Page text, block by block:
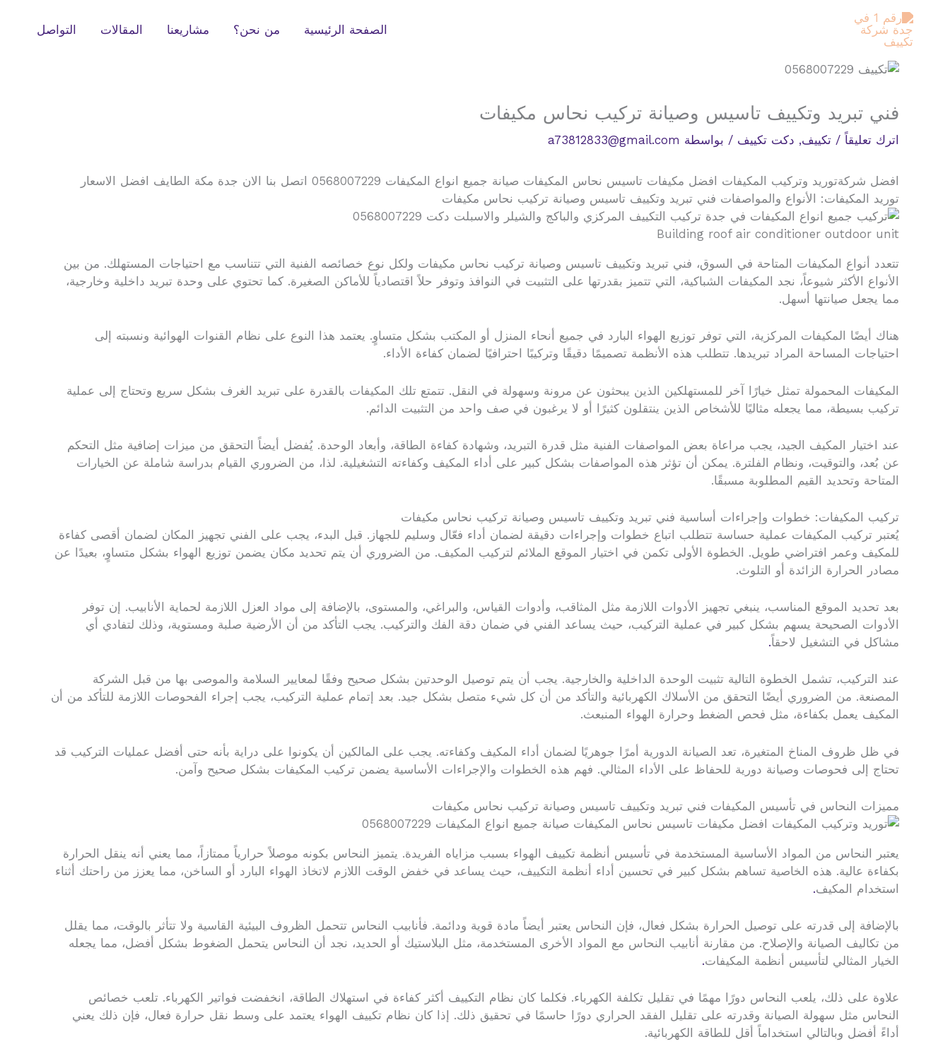
المحتوى
الصفحة الرئيسية من نحن؟ مشاريعنا المقالات التواصل
فني تبريد وتكييف تاسيس وصيانة تركيب نحاس مكيفات
اترك تعليقاً / تكييف, دكت تكييف / بواسطة a73812833@gmail.com
افضل شركةتوريد وتركيب المكيفات افضل مكيفات تاسيس نحاس المكيفات صيانة جميع انواع المكيفات 0568007229 اتصل بنا الان جدة مكة الطايف افضل الاسعار
توريد المكيفات: الأنواع والمواصفات فني تبريد وتكييف تاسيس وصيانة تركيب نحاس مكيفات
Building roof air conditioner outdoor unit
تتعدد أنواع المكيفات المتاحة في السوق، فني تبريد وتكييف تاسيس وصيانة تركيب نحاس مكيفات ولكل نوع خصائصه الفنية التي تتناسب مع احتياجات المستهلك. من بين
الأنواع الأكثر شيوعاً، نجد المكيفات الشباكية، التي تتميز بقدرتها على التثبيت في النوافذ وتوفر حلاً اقتصادياً للأماكن الصغيرة. كما تحتوي على وحدة تبريد داخلية وخارجية،
مما يجعل صيانتها أسهل.
هناك أيضًا المكيفات المركزية، التي توفر توزيع الهواء البارد في جميع أنحاء المنزل أو المكتب بشكل متساوٍ. يعتمد هذا النوع على نظام القنوات الهوائية ونسبته إلى
احتياجات المساحة المراد تبريدها. تتطلب هذه الأنظمة تصميمًا دقيقًا وتركيبًا احترافيًا لضمان كفاءة الأداء.
المكيفات المحمولة تمثل خيارًا آخر للمستهلكين الذين يبحثون عن مرونة وسهولة في النقل. تتمتع تلك المكيفات بالقدرة على تبريد الغرف بشكل سريع وتحتاج إلى عملية
تركيب بسيطة، مما يجعله مثاليًا للأشخاص الذين ينتقلون كثيرًا أو لا يرغبون في صف واحد من التثبيت الدائم.
عند اختيار المكيف الجيد، يجب مراعاة بعض المواصفات الفنية مثل قدرة التبريد، وشهادة كفاءة الطاقة، وأبعاد الوحدة. يُفضل أيضاً التحقق من ميزات إضافية مثل التحكم
عن بُعد، والتوقيت، ونظام الفلترة. يمكن أن تؤثر هذه المواصفات بشكل كبير على أداء المكيف وكفاءته التشغيلية. لذا، من الضروري القيام بدراسة شاملة عن الخيارات
المتاحة وتحديد القيم المطلوبة مسبقًا.
تركيب المكيفات: خطوات وإجراءات أساسية فني تبريد وتكييف تاسيس وصيانة تركيب نحاس مكيفات
يُعتبر تركيب المكيفات عملية حساسة تتطلب اتباع خطوات وإجراءات دقيقة لضمان أداء فعّال وسليم للجهاز. قبل البدء، يجب على الفني تجهيز المكان لضمان أقصى كفاءة
للمكيف وعمر افتراضي طويل. الخطوة الأولى تكمن في اختيار الموقع الملائم لتركيب المكيف. من الضروري أن يتم تحديد مكان يضمن توزيع الهواء بشكل متساوٍ، بعيدًا عن
مصادر الحرارة الزائدة أو التلوث.
بعد تحديد الموقع المناسب، ينبغي تجهيز الأدوات اللازمة مثل المثاقب، وأدوات القياس، والبراغي، والمستوى، بالإضافة إلى مواد العزل اللازمة لحماية الأنابيب. إن توفر
الأدوات الصحيحة يسهم بشكل كبير في عملية التركيب، حيث يساعد الفني في ضمان دقة الفك والتركيب. يجب التأكد من أن الأرضية صلبة ومستوية، وذلك لتفادي أي
مشاكل في التشغيل لاحقاً.
عند التركيب، تشمل الخطوة التالية تثبيت الوحدة الداخلية والخارجية. يجب أن يتم توصيل الوحدتين بشكل صحيح وفقًا لمعايير السلامة والموصى بها من قبل الشركة
المصنعة. من الضروري أيضًا التحقق من الأسلاك الكهربائية والتأكد من أن كل شيء متصل بشكل جيد. بعد إتمام عملية التركيب، يجب إجراء الفحوصات اللازمة للتأكد من أن
المكيف يعمل بكفاءة، مثل فحص الضغط وحرارة الهواء المنبعث.
في ظل ظروف المناخ المتغيرة، تعد الصيانة الدورية أمرًا جوهريًا لضمان أداء المكيف وكفاءته. يجب على المالكين أن يكونوا على دراية بأنه حتى أفضل عمليات التركيب قد
تحتاج إلى فحوصات وصيانة دورية للحفاظ على الأداء المثالي. فهم هذه الخطوات والإجراءات الأساسية يضمن تركيب المكيفات بشكل صحيح وآمن.
مميزات النحاس في تأسيس المكيفات فني تبريد وتكييف تاسيس وصيانة تركيب نحاس مكيفات
يعتبر النحاس من المواد الأساسية المستخدمة في تأسيس أنظمة تكييف الهواء بسبب مزاياه الفريدة. يتميز النحاس بكونه موصلاً حرارياً ممتازاً، مما يعني أنه ينقل الحرارة
بكفاءة عالية. هذه الخاصية تساهم بشكل كبير في تحسين أداء أنظمة التكييف، حيث يساعد في خفض الوقت اللازم لاتخاذ الهواء البارد أو الساخن، مما يعزز من راحتك أثناء
استخدام المكيف.
بالإضافة إلى قدرته على توصيل الحرارة بشكل فعال، فإن النحاس يعتبر أيضاً مادة قوية ودائمة. فأنابيب النحاس تتحمل الظروف البيئية القاسية ولا تتأثر بالوقت، مما يقلل
من تكاليف الصيانة والإصلاح. من مقارنة أنابيب النحاس مع المواد الأخرى المستخدمة، مثل البلاستيك أو الحديد، نجد أن النحاس يتحمل الضغوط بشكل أفضل، مما يجعله
الخيار المثالي لتأسيس أنظمة المكيفات.
علاوة على ذلك، يلعب النحاس دورًا مهمًا في تقليل تكلفة الكهرباء. فكلما كان نظام التكييف أكثر كفاءة في استهلاك الطاقة، انخفضت فواتير الكهرباء. تلعب خصائص
النحاس مثل سهولة الصيانة وقدرته على تقليل الفقد الحراري دورًا حاسمًا في تحقيق ذلك. إذا كان نظام تكييف الهواء يعتمد على وسط نقل حرارة فعال، فإن ذلك يعني
أداءً أفضل وبالتالي استخداماً أقل للطاقة الكهربائية.